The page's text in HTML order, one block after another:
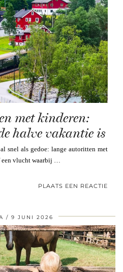
met kinderen:
halve vakantie is
snel als gedoe: lange autoritten met
een vlucht waarbij …
PLAATS EEN REACTIE
9 JUNI 2026